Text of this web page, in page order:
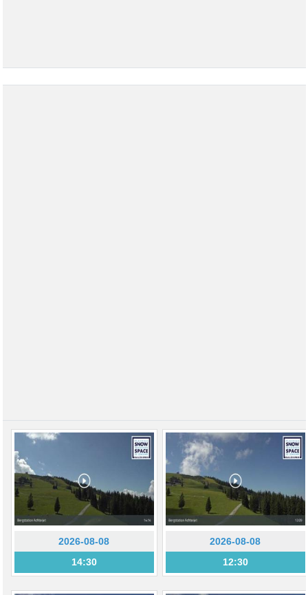
2026-08-08
14:30
2026-08-08
12:30